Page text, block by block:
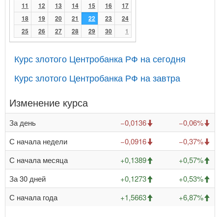
11
12 13 14 15 16
17
18
19 20 21 22 23
24
25
26 27 28 29 30 1
Курс злотого Центробанка РФ на сегодня
Курс злотого Центробанка РФ на завтра
Изменение курса
За день −0,0136
−0,06%
С начала недели
−0,0916
−0,37%
С начала месяца
+0,1389
+0,57%
За 30 дней
+0,1273
+0,53%
С начала года
+1,5663 +6,87%